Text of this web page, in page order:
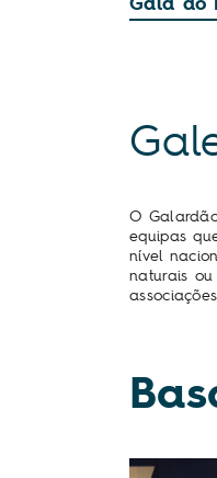
O
equipas
nível
naturais